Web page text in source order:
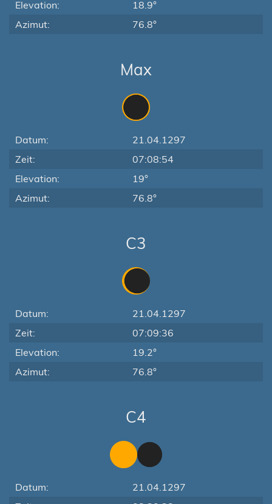
Elevation:
18.9°
Azimut:
76.8°
Max
Datum:
21.04.1297
Zeit:
07:08:54
Elevation:
19°
Azimut:
76.8°
C3
Datum:
21.04.1297
Zeit:
07:09:36
Elevation:
19.2°
Azimut:
76.8°
C4
Datum:
21.04.1297